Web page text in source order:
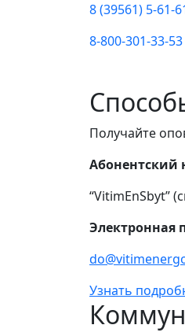
8 (39561) 5-61-
8-800-301-33-53
Получайте
Абонентский
“VitimEnSbyt”
Электронная
Узнать